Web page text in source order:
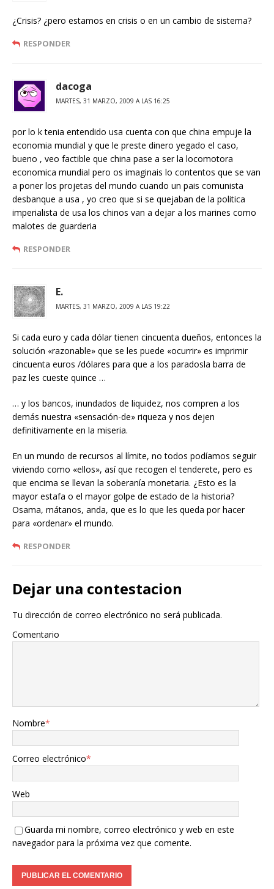
¿Crisis? ¿pero estamos en crisis o en un cambio de sistema?
RESPONDER
dacoga
MARTES, 31 MARZO, 2009 A LAS 16:25
por lo k tenia entendido usa cuenta con que china empuje la
economia mundial y que le preste dinero yegado el caso,
bueno , veo factible que china pase a ser la locomotora
economica mundial pero os imaginais lo contentos que se van
a poner los projetas del mundo cuando un pais comunista
desbanque a usa , yo creo que si se quejaban de la politica
imperialista de usa los chinos van a dejar a los marines como
malotes de guarderia
RESPONDER
E.
MARTES, 31 MARZO, 2009 A LAS 19:22
Si cada euro y cada dólar tienen cincuenta dueños, entonces la
solución «razonable» que se les puede «ocurrir» es imprimir
cincuenta euros /dólares para que a los paradosla barra de
paz les cueste quince …
… y los bancos, inundados de liquidez, nos compren a los
demás nuestra «sensación-de» riqueza y nos dejen
definitivamente en la miseria.
En un mundo de recursos al límite, no todos podíamos seguir
viviendo como «ellos», así que recogen el tenderete, pero es
que encima se llevan la soberanía monetaria. ¿Esto es la
mayor estafa o el mayor golpe de estado de la historia?
Osama, mátanos, anda, que es lo que les queda por hacer
para «ordenar» el mundo.
RESPONDER
Dejar una contestacion
Tu dirección de correo electrónico no será publicada.
Comentario
Nombre*
Correo electrónico*
Web
Guarda mi nombre, correo electrónico y web en este
navegador para la próxima vez que comente.